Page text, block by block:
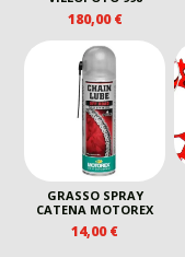
180,00€
GRASSO SPRAY
CATENA MOTOREX
14,00€